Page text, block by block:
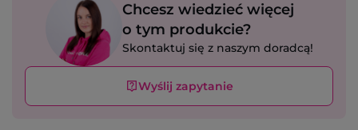
Chcesz wiedzieć więcej
o tym produkcie?
Skontaktuj się z naszym doradcą!
Wyślij zapytanie